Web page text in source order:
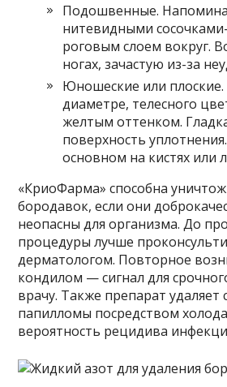
Подошвенные.
нитевидными
роговым слоем вокруг.
ногах, зачастую из-за
Юношеские или
диаметре, телесного
желтым оттенком.
поверхность
основном на кистях или
«КриоФарма» способна
бородавок, если они
неопасны для организма. До
процедуры лучше
дерматологом. Повторное
кондилом — сигнал для
врачу. Также препарат удаляет
папилломы посредством
вероятность рецидива